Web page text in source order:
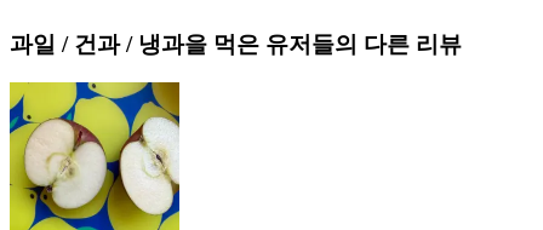
과일 / 건과 / 냉과을 먹은 유저들의 다른 리뷰